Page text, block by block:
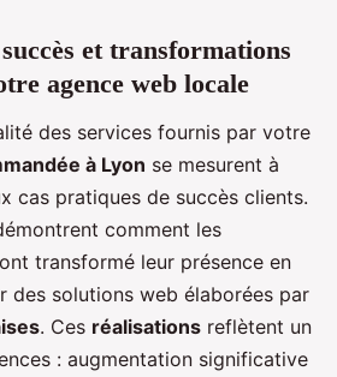
et transformations
agence web locale
des services fournis par votre
à Lyon se mesurent à
cas pratiques de succès clients.
comment les
transformé leur présence en
des solutions web élaborées par
. Ces réalisations reflètent un
: augmentation significative